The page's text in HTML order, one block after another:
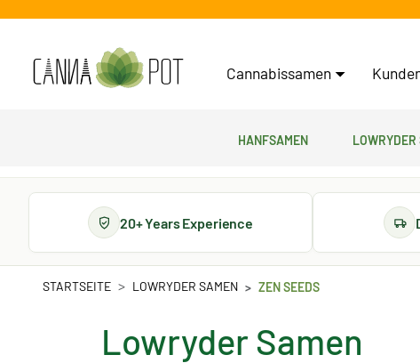
Cannabissamen
Hanfsamen Lowryder
20+ Years Experience
STARTSEITE LOWRYDER SAMEN ZEN SEEDS
Lowryder Samen